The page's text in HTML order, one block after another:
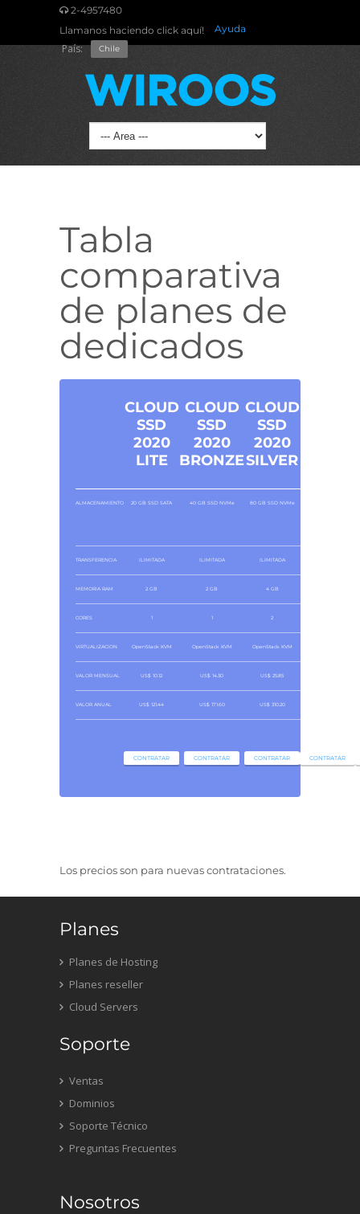
2-4957480
Llamanos haciendo click aquí!
Ayuda
País: Chile
Tabla
comparativa
de planes de
dedicados
CLOUD
SSD
2020
LITE
CLOUD
SSD
2020
BRONZE
CLOUD
SSD
2020
SILVER
ALMACENAMIENTO 20 GB SSD SATA 40 GB SSD NVMe 80 GB SSD NVMe
TRANSFERENCIA ILIMITADA ILIMITADA ILIMITADA
MEMORIA RAM 2 GB 2 GB 4 GB
CORES 1 1 2
VIRTUALIZACION OpenStack KVM OpenStack KVM OpenStack KVM
VALOR MENSUAL US$ 10.12 US$ 14.30 US$ 25.85
VALOR ANUAL US$ 121.44 US$ 171.60 US$ 310.20
CONTRATAR CONTRATAR CONTRATAR CONTRATAR
Los precios son para nuevas contrataciones.
Planes
Planes de Hosting
Planes reseller
Cloud Servers
Soporte
Ventas
Dominios
Soporte Técnico
Preguntas Frecuentes
Nosotros